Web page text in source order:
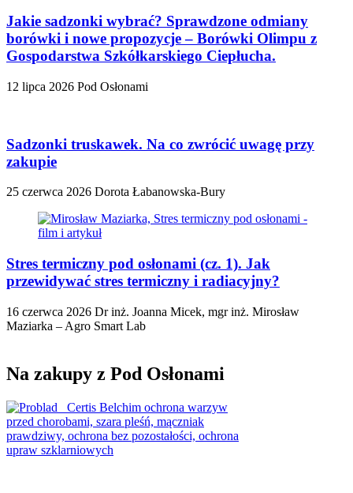
Jakie sadzonki wybrać? Sprawdzone odmiany
borówki i nowe propozycje – Borówki Olimpu z
Gospodarstwa Szkółkarskiego Ciepłucha.
12 lipca 2026 Pod Osłonami
Sadzonki truskawek. Na co zwrócić uwagę przy
zakupie
25 czerwca 2026 Dorota Łabanowska-Bury
Stres termiczny pod osłonami (cz. 1). Jak
przewidywać stres termiczny i radiacyjny?
16 czerwca 2026 Dr inż. Joanna Micek, mgr inż. Mirosław
Maziarka – Agro Smart Lab
Na zakupy z Pod Osłonami